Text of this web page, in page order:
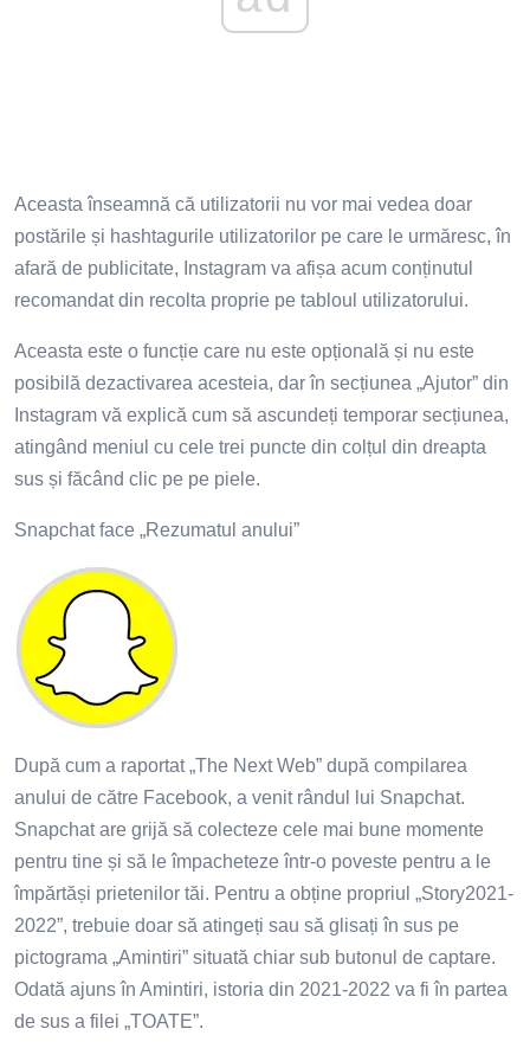
Aceasta înseamnă că utilizatorii nu vor mai vedea doar
postările și hashtagurile utilizatorilor pe care le urmăresc, în
afară de publicitate, Instagram va afișa acum conținutul
recomandat din recolta proprie pe tabloul utilizatorului.
Aceasta este o funcție care nu este opțională și nu este
posibilă dezactivarea acesteia, dar în secțiunea „Ajutor” din
Instagram vă explică cum să ascundeți temporar secțiunea,
atingând meniul cu cele trei puncte din colțul din dreapta
sus și făcând clic pe pe piele.
Snapchat face „Rezumatul anului”
După cum a raportat „The Next Web” după compilarea
anului de către Facebook, a venit rândul lui Snapchat.
Snapchat are grijă să colecteze cele mai bune momente
pentru tine și să le împacheteze într-o poveste pentru a le
împărtăși prietenilor tăi. Pentru a obține propriul „Story2021-
2022”, trebuie doar să atingeți sau să glisați în sus pe
pictograma „Amintiri” situată chiar sub butonul de captare.
Odată ajuns în Amintiri, istoria din 2021-2022 va fi în partea
de sus a filei „TOATE”.